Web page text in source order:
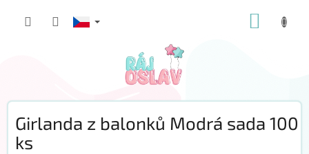
Girlanda z balonků Modrá sada 100
ks